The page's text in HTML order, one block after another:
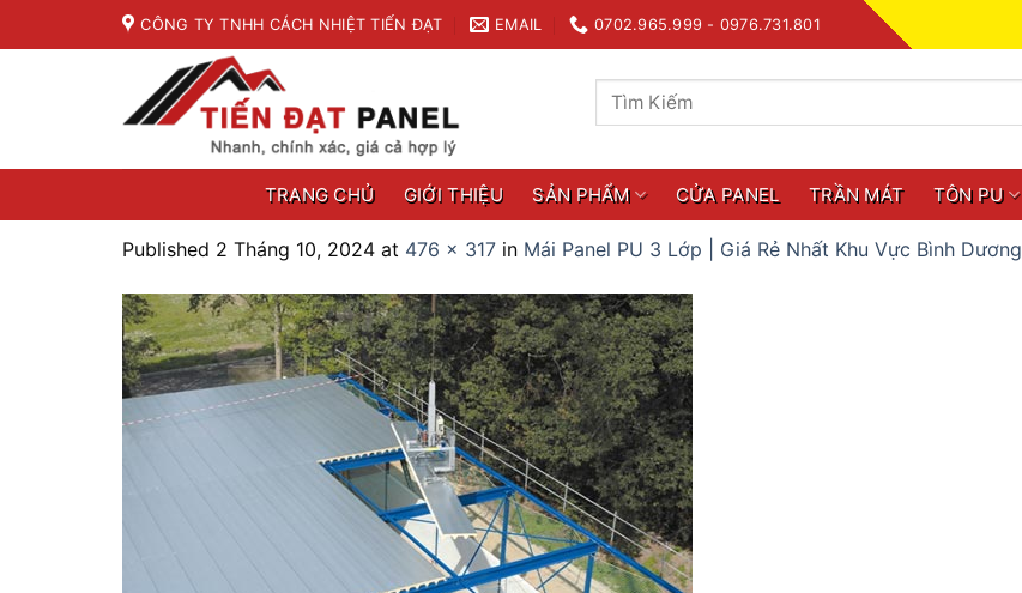
to
CÔNG TY TNHH CÁCH NHIỆT TIẾN ĐẠT EMAIL 0702.965.999 - 0976.731.801
Tìm
TRANG CHỦ GIỚI THIỆU SẢN PHẨM CỬA PANEL TRẦN MÁT TÔN PU
Published 2 Tháng 10, 2024 at 476 × 317 in Mái Panel PU 3 Lớp | Giá Rẻ Nhất Khu Vực Bình Dương